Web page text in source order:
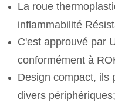
La roue
inflammabilité
C'est approuvé par
conformément à
Design compact, ils
divers périphériques;